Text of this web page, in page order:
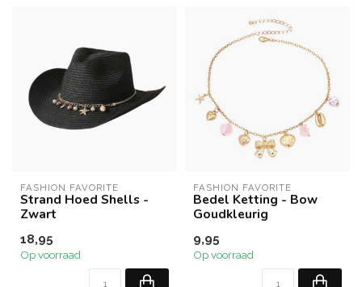
FASHION FAVORITE
Strand Hoed Shells -
Zwart
18,95
Op voorraad
FASHION FAVORITE
Bedel Ketting - Bow
Goudkleurig
9,95
Op voorraad